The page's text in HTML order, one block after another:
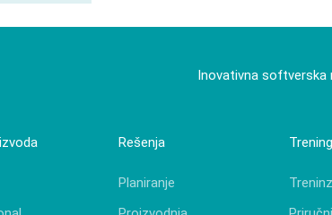
Inovativna softverska
Rešenja
Planiranje